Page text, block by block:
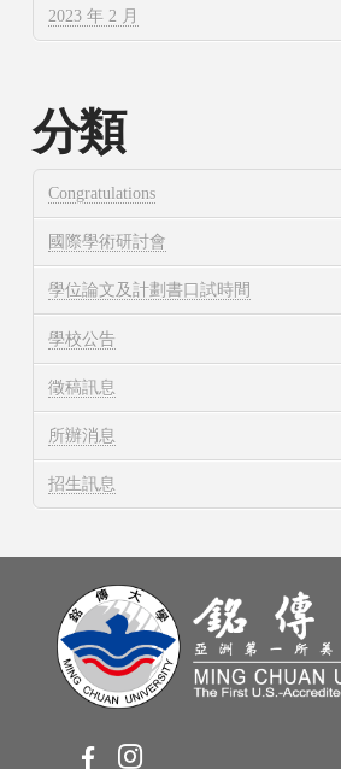
2023 年 2 月
分類
Congratulations
國際學術研討會
學位論文及計劃書口試時間
學校公告
徵稿訊息
所辦消息
招生訊息